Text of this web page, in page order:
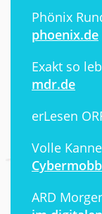
Phönix
phoenix.de
Exakt so
mdr.de
erLesen
Volle
ARD